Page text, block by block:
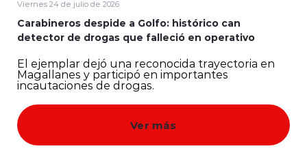
Quienes Somos
modo claro
Viernes 24 de julio de 2026
Carabineros despide a Golfo: histórico can
detector de drogas que falleció en operativo
El ejemplar dejó una reconocida trayectoria en
Magallanes y participó en importantes
incautaciones de drogas.
Ver más